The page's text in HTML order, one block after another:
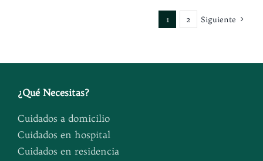
1 2 Siguiente
¿Qué Necesitas?
Cuidados a domicilio
Cuidados en hospital
Cuidados en residencia